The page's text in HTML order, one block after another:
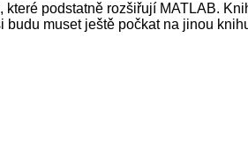
podstatně rozšiřují MATLAB.
muset ještě počkat na jinou